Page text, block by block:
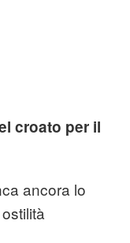
croato per il
ancora lo